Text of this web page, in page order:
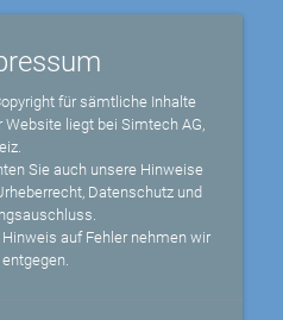
für sämtliche Inhalte
Website liegt bei Simtech AG,
Sie auch unsere Hinweise
Datenschutz und
auf Fehler nehmen wir